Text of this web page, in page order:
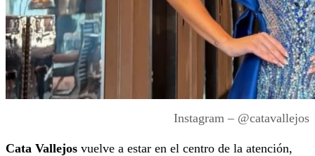
Instagram – @catavallejos
Cata Vallejos vuelve a estar en el centro de la atención,